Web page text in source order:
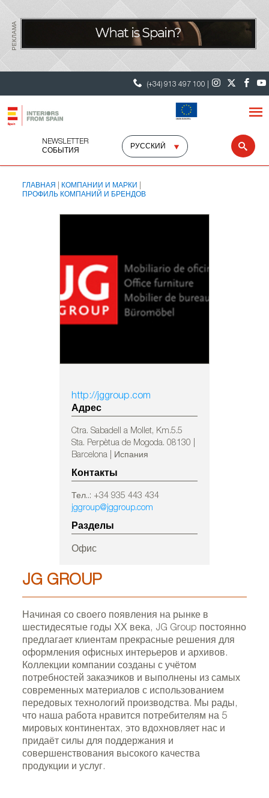
РЕКЛАМА
(+34) 913 497 100 |
NEWSLETTER
СОБЫТИЯ
Select
language
ГЛАВНАЯ
КОМПАНИИ И МАРКИ
ПРОФИЛЬ КОМПАНИЙ И БРЕНДОВ
http://jggroup.com
Адрес
Ctra. Sabadell a Mollet, Km.5.5
Sta. Perpètua de Mogoda. 08130 |
Barcelona | Испания
Контакты
Тел..: +34 935 443 434
jggroup@jggroup.com
Разделы
Офис
JG GROUP
Начиная со своего появления на рынке в
шестидесятые годы ХХ века, JG Group постоянно
предлагает клиентам прекрасные решения для
оформления офисных интерьеров и архивов.
Коллекции компании созданы с учётом
потребностей заказчиков и выполнены из самых
современных материалов с использованием
передовых технологий производства. Мы рады,
что наша работа нравится потребителям на 5
мировых континентах, это вдохновляет нас и
придаёт силы для поддержания и
совершенствования высокого качества
продукции и услуг.